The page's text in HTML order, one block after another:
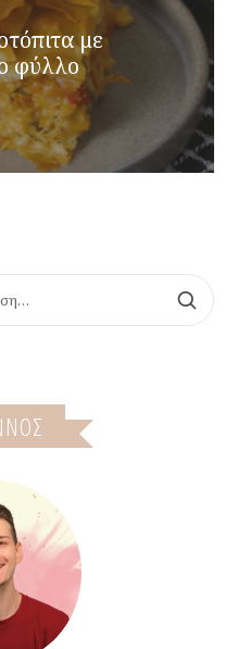
με
φύλλο